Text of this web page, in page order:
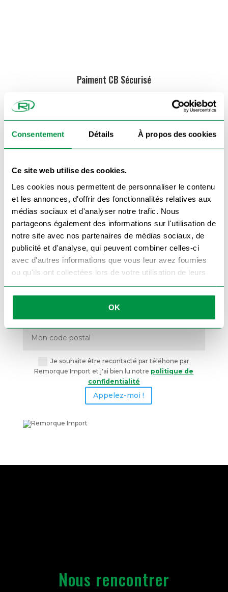
Consentement Détails À propos des cookies
Ce site web utilise des cookies.
Les cookies nous permettent de personnaliser le contenu
et les annonces, d'offrir des fonctionnalités relatives aux
médias sociaux et d'analyser notre trafic. Nous
partageons également des informations sur l'utilisation de
notre site avec nos partenaires de médias sociaux, de
publicité et d'analyse, qui peuvent combiner celles-ci
avec d'autres informations que vous leur avez fournies
ou qu'ils ont collectées lors de votre utilisation de leurs
services.
OK
Paiment CB Sécurisé
Commande traitée en 24h chrono
On vous rappelle !
Je souhaite être recontacté par téléhone par
Remorque Import et j'ai bien lu notre politique de
confidentialité
Appelez-moi !
Nous rencontrer